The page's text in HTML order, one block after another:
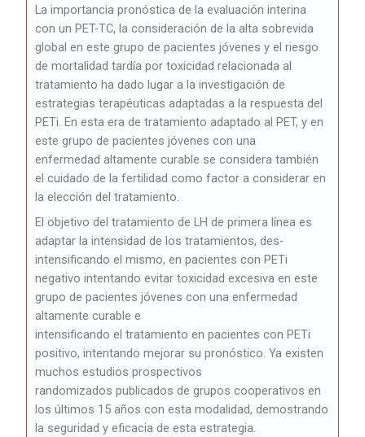
La importancia pronóstica de la evaluación interina
con un PET-TC, la consideración de la alta sobrevida
global en este grupo de pacientes jóvenes y el riesgo
de mortalidad tardía por toxicidad relacionada al
tratamiento ha dado lugar a la investigación de
estrategias terapéuticas adaptadas a la respuesta del
PETi.En esta era de tratamiento adaptado al PET, y en
este grupo de pacientes jóvenes con una
enfermedad altamente curable se considera también
el cuidado de la fertilidad como factor a considerar en
la elección del tratamiento.
El objetivo del tratamiento de LH de primera línea es
adaptar la intensidad de los tratamientos, des-
intensificando el mismo, en pacientes con PETi
negativo intentando evitar toxicidad excesiva en este
grupo de pacientes jóvenes con una enfermedad
altamente curable e
intensificando el tratamiento en pacientes con PETi
positivo, intentando mejorar su pronóstico. Ya existen
muchos estudios prospectivos
randomizados publicados de grupos cooperativos en
los últimos 15 años con esta modalidad, demostrando
la seguridad y eficacia de esta estrategia.